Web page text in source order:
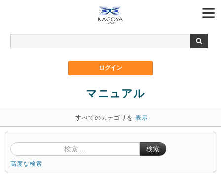
マニュアル
すべてのカテゴリを 表示
検索
高度な検索